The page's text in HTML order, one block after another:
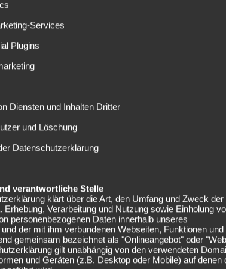
FC Bayern: Jovic, Ziyech und
Services
Plugins
Diensten und Inhalten Dritter
und Löschung
Datenschutzerklärung
verantwortliche Stelle
klärt über die Art, den Umfang und Zweck der
Erhebung, Verarbeitung und Nutzung sowie Einholung
personenbezogenen Daten innerhalb unseres
der mit ihm verbundenen Webseiten, Funktionen und
gemeinsam bezeichnet als "Onlineangebot" oder
gilt unabhängig von den verwendeten
und Geräten (z.B. Desktop oder Mobile) auf denen